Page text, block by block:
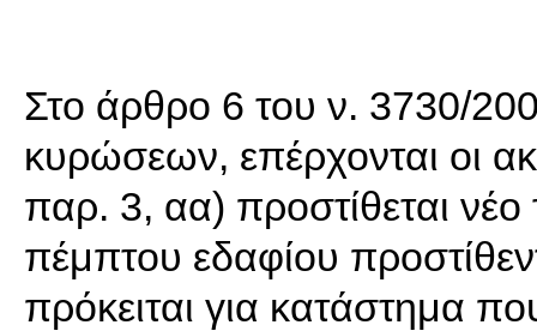
Στο άρθρο 6 του ν. 3730/
κυρώσεων, επέρχονται οι
παρ. 3, αα) προστίθεται νέο
πέμπτου εδαφίου
πρόκειται για κατάστημα